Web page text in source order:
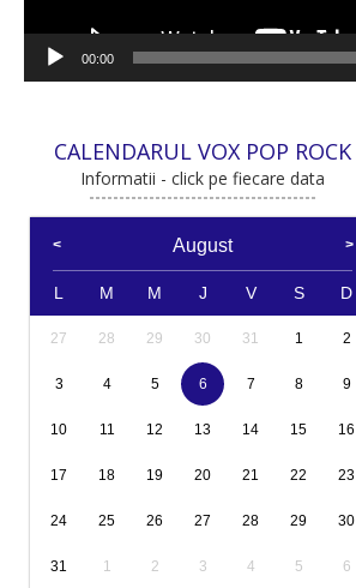
00:00
CALENDARUL VOX POP ROCK
Informatii - click pe fiecare data
August
L M M J V S D
27 28 29 30 31 1 2
3 4 5 6 7 8 9
10 11 12 13 14 15 16
17 18 19 20 21 22 23
24 25 26 27 28 29 30
31 1 2 3 4 5 6